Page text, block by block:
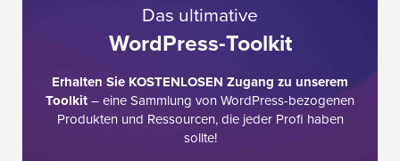
Das ultimative
WordPress-Toolkit
Erhalten Sie KOSTENLOSEN Zugang zu unserem
Toolkit– eine Sammlung von WordPress-bezogenen
Produkten und Ressourcen, die jeder Profi haben
sollte!